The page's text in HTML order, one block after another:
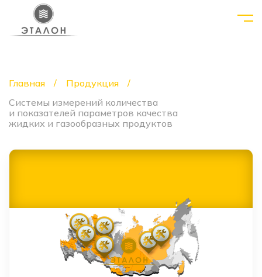
Главная
Продукция
Системы измерений количества
и показателей параметров качества
жидких и газообразных продуктов